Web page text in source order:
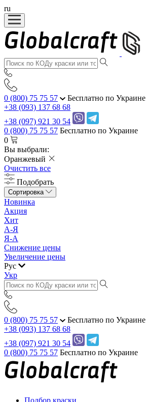
ru
0 (800) 75 75 57
Бесплатно по Украине
+38 (093) 137 68 68
+38 (097) 921 30 54
0 (800) 75 75 57 Бесплатно по Украине
0
Вы выбрали:
Оранжевый
Очистить все
Подобрать
Сортировка
Новинка
Акция
Хит
А-Я
Я-А
Снижение цены
Увеличение цены
Рус
Укр
0 (800) 75 75 57
Бесплатно по Украине
+38 (093) 137 68 68
+38 (097) 921 30 54
0 (800) 75 75 57 Бесплатно по Украине
Подбор краски